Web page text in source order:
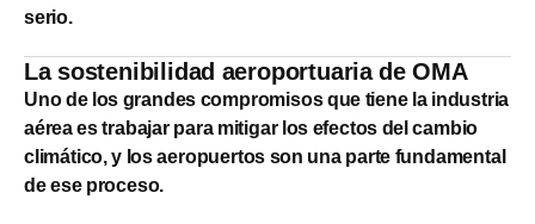
serio.
La sostenibilidad aeroportuaria de OMA
Uno de los grandes compromisos que tiene la industria
aérea es trabajar para mitigar los efectos del cambio
climático, y los aeropuertos son una parte fundamental
de ese proceso.